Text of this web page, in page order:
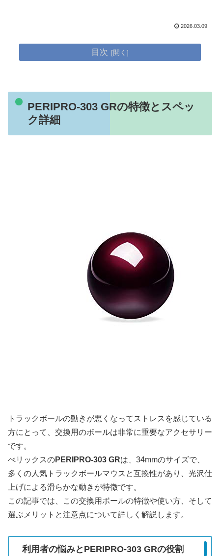
2026.03.09
目次
PERIPRO-303 GRの特徴とスペッ
ク詳細
トラックボールの動きが悪くなってストレスを感じている
方にとって、交換用のボールは非常に重要なアクセサリー
です。
ぺリックスのPERIPRO-303 GRは、34mmのサイズで、
多くの人気トラックボールマウスと互換性があり、光沢仕
上げによる滑らかな動きが特徴です。
この記事では、この交換用ボールの特徴や使い方、そして
選ぶメリットと注意点について詳しく解説します。
利用者の悩みとPERIPRO-303 GRの役割